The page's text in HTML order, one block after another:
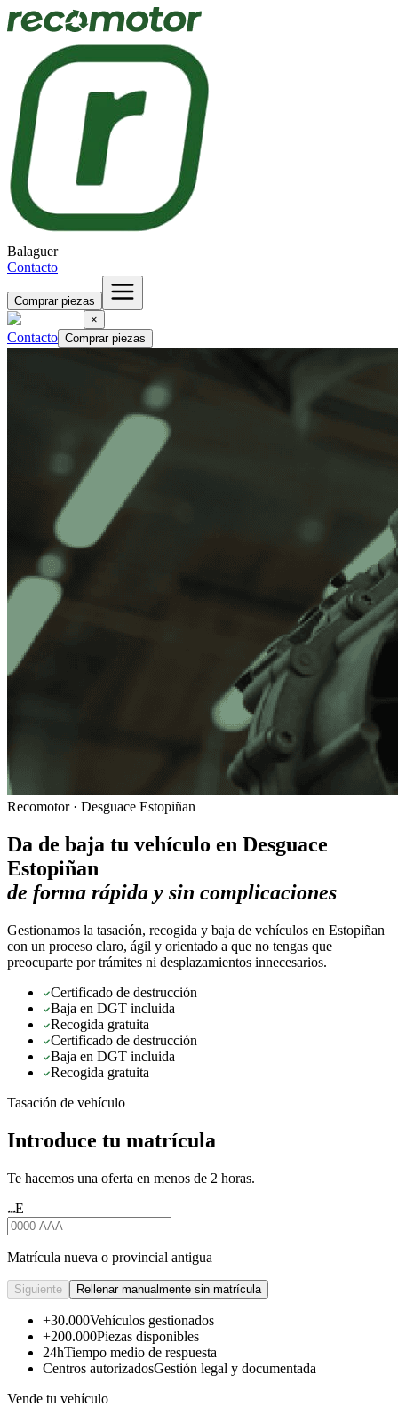
Balaguer
Contacto
Comprar piezas
×
Contacto Comprar piezas
Recomotor · Desguace Estopiñan
Da de baja tu vehículo en Desguace
Estopiñan
de forma rápida y sin complicaciones
Gestionamos la tasación, recogida y baja de vehículos en Estopiñan
con un proceso claro, ágil y orientado a que no tengas que
preocuparte por trámites ni desplazamientos innecesarios.
Certificado de destrucción
Baja en DGT incluida
Recogida gratuita
Certificado de destrucción
Baja en DGT incluida
Recogida gratuita
Tasación de vehículo
Introduce tu matrícula
Te hacemos una oferta en menos de 2 horas.
★★★E
Matrícula nueva o provincial antigua
Siguiente Rellenar manualmente sin matrícula
+30.000Vehículos gestionados
+200.000Piezas disponibles
24hTiempo medio de respuesta
Centros autorizadosGestión legal y documentada
Vende tu vehículo